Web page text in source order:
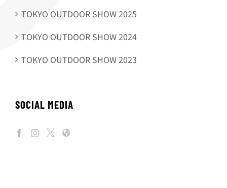
TOKYO OUTDOOR SHOW 2025
TOKYO OUTDOOR SHOW 2024
TOKYO OUTDOOR SHOW 2023
SOCIAL MEDIA